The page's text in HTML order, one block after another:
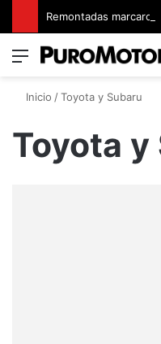
Menú
Inicio /Toyota y Subaru
Toyota y